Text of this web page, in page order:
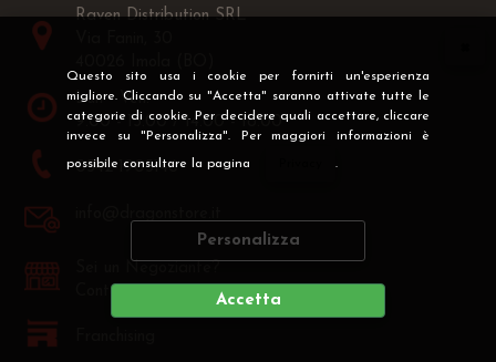
Questo sito usa i cookie per fornirti un'esperienza
migliore. Cliccando su "Accetta" saranno attivate tutte le
categorie di cookie. Per decidere quali accettare, cliccare
invece su "Personalizza". Per maggiori informazioni è
possibile consultare la pagina .
Personalizza
Accetta
Raven Distribution SRL
Lun - Ven:
9.00 - 13.00 / 14.00 - 18.00
0542-1905146
Contattaci >